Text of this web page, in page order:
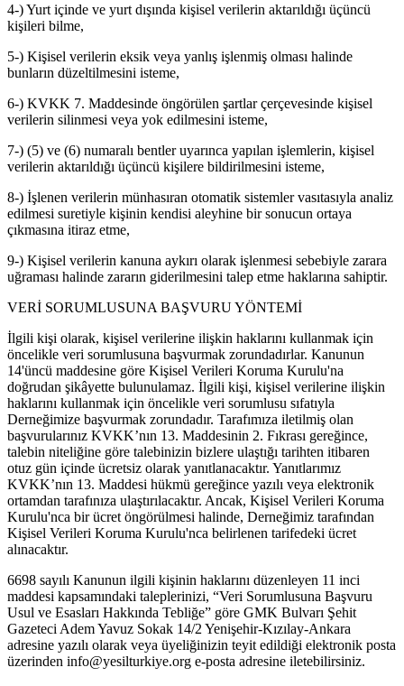
4-) Yurt içinde ve yurt dışında kişisel verilerin aktarıldığı üçüncü
kişileri bilme,
5-) Kişisel verilerin eksik veya yanlış işlenmiş olması halinde
bunların düzeltilmesini isteme,
6-) KVKK 7. Maddesinde öngörülen şartlar çerçevesinde kişisel
verilerin silinmesi veya yok edilmesini isteme,
7-) (5) ve (6) numaralı bentler uyarınca yapılan işlemlerin, kişisel
verilerin aktarıldığı üçüncü kişilere bildirilmesini isteme,
8-) İşlenen verilerin münhasıran otomatik sistemler vasıtasıyla analiz
edilmesi suretiyle kişinin kendisi aleyhine bir sonucun ortaya
çıkmasına itiraz etme,
9-) Kişisel verilerin kanuna aykırı olarak işlenmesi sebebiyle zarara
uğraması halinde zararın giderilmesini talep etme haklarına sahiptir.
VERİ SORUMLUSUNA BAŞVURU YÖNTEMİ
İlgili kişi olarak, kişisel verilerine ilişkin haklarını kullanmak için
öncelikle veri sorumlusuna başvurmak zorundadırlar. Kanunun
14'üncü maddesine göre Kişisel Verileri Koruma Kurulu'na
doğrudan şikâyette bulunulamaz. İlgili kişi, kişisel verilerine ilişkin
haklarını kullanmak için öncelikle veri sorumlusu sıfatıyla
Derneğimize başvurmak zorundadır. Tarafımıza iletilmiş olan
başvurularınız KVKK’nın 13. Maddesinin 2. Fıkrası gereğince,
talebin niteliğine göre talebinizin bizlere ulaştığı tarihten itibaren
otuz gün içinde ücretsiz olarak yanıtlanacaktır. Yanıtlarımız
KVKK’nın 13. Maddesi hükmü gereğince yazılı veya elektronik
ortamdan tarafınıza ulaştırılacaktır. Ancak, Kişisel Verileri Koruma
Kurulu'nca bir ücret öngörülmesi halinde, Derneğimiz tarafından
Kişisel Verileri Koruma Kurulu'nca belirlenen tarifedeki ücret
alınacaktır.
6698 sayılı Kanunun ilgili kişinin haklarını düzenleyen 11 inci
maddesi kapsamındaki taleplerinizi, “Veri Sorumlusuna Başvuru
Usul ve Esasları Hakkında Tebliğe” göre GMK Bulvarı Şehit
Gazeteci Adem Yavuz Sokak 14/2 Yenişehir-Kızılay-Ankara
adresine yazılı olarak veya üyeliğinizin teyit edildiği elektronik posta
üzerinden info@yesilturkiye.org e-posta adresine iletebilirsiniz.